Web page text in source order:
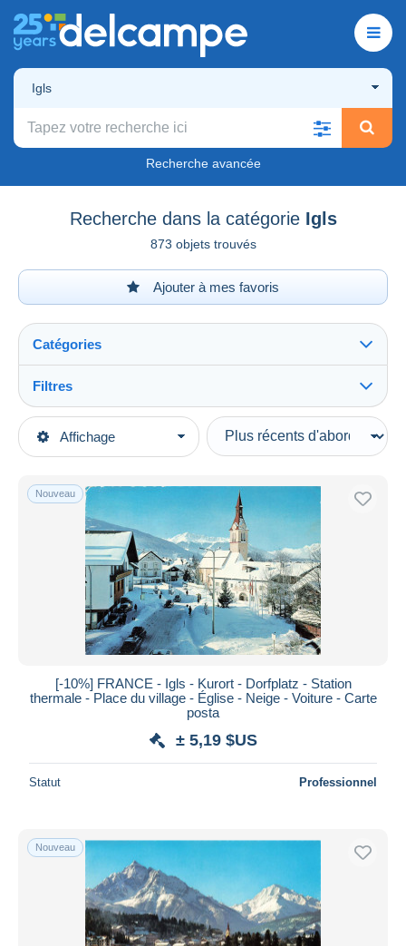
Igls
Recherche avancée
Recherche dans la catégorie Igls
873 objets trouvés
Ajouter à mes favoris
Affichage
Catégories
Catégories principales
Europe
Autriche
Filtres
Types de vente
En cours
Prix fixes
Enchères avec offres
Enchères sans offres
Maisons de vente
Vendus
Toutes les durées
depuis
jours
Prix
Livraison gratuite
Méthodes de paiement
PayPal
Virement bancaire
Nouveau
[-10%] FRANCE - Igls - Kurort - Dorfplatz - Station
thermale - Place du village - Église - Neige - Voiture - Carte
posta
± 5,19 $US
Statut Professionnel
Nouveau